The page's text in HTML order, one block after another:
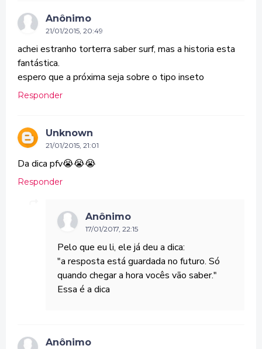
Anônimo
21/01/2015, 20:49
achei estranho torterra saber surf, mas a historia esta
fantástica.
espero que a próxima seja sobre o tipo inseto
Responder
Unknown
21/01/2015, 21:01
Da dica pfv😭😭😭
Responder
Anônimo
17/01/2017, 22:15
Pelo que eu li, ele já deu a dica:
"a resposta está guardada no futuro. Só
quando chegar a hora vocês vão saber."
Essa é a dica
Anônimo